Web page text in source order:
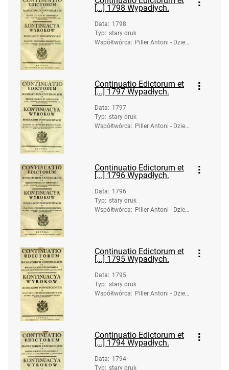
[...] 1798 Wypadłych.
Data: 1798
Typ: stary druk
Współtwórca: Piller Antoni - Dzied
Continuatio Edictorum et
[...] 1797 Wypadłych.
Data: 1797
Typ: stary druk
Współtwórca: Piller Antoni - Dzied
Continuatio Edictorum et
[...] 1796 Wypadłych.
Data: 1796
Typ: stary druk
Współtwórca: Piller Antoni - Dzied
Continuatio Edictorum et
[...] 1795 Wypadłych.
Data: 1795
Typ: stary druk
Współtwórca: Piller Antoni - Dzied
Continuatio Edictorum et
[...] 1794 Wypadłych.
Data: 1794
Typ: stary druk